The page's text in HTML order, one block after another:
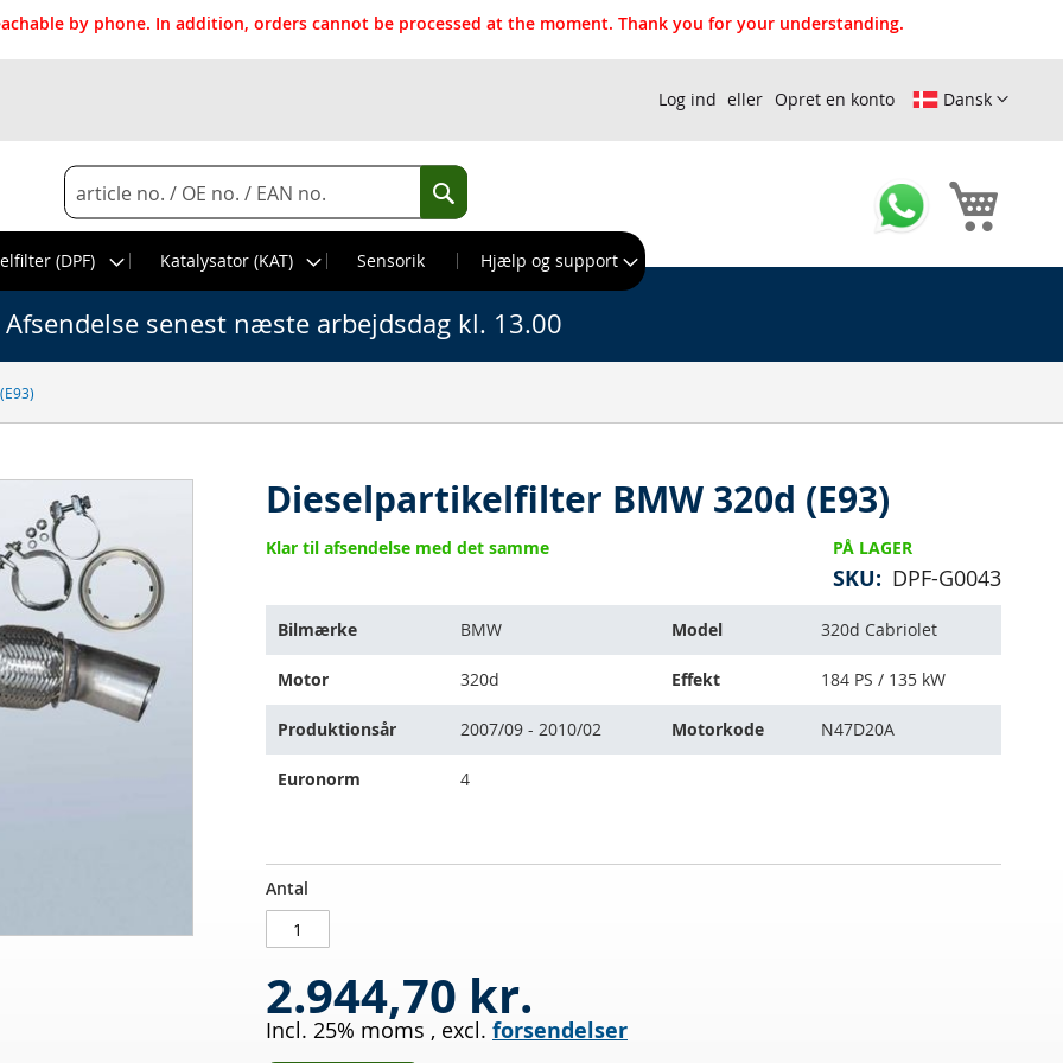
by phone. In addition, orders cannot be processed at the moment. Thank you for your understanding.
Dansk
Log ind Opret en konto
Search
Search
(DPF)
Katalysator (KAT) Sensorik Hjælp og support
Afsendelse senest næste arbejdsdag kl. 13.00
Dieselpartikelfilter BMW 320d (E93)
PÅ LAGER
SKU DPF-G0043
Klar til afsendelse med det samme
passer
følgende
køretøjer:
Bilmærke BMW Model 320d Cabriolet
Motor 320d Effekt 184 PS / 135 kW
Produktionsår 2007/09 - 2010/02 Motorkode N47D20A
Euronorm 4
Dieselpartikelfilter
BMW
320d
PÅ
LAGER
Antal
2.944,70 kr.
Incl. 25% moms , excl. forsendelser